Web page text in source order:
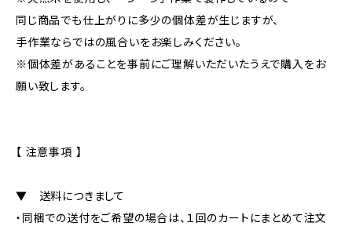
同じ商品でも仕上がりに多少の個体差が生じますが、
手作業ならではの風合いをお楽しみください。
※個体差があることを事前にご理解いただいたうえで購入をお
願い致します。
【 注意事項 】
▼ 送料につきまして
・同梱での送付をご希望の場合は、１回のカートにまとめて注文